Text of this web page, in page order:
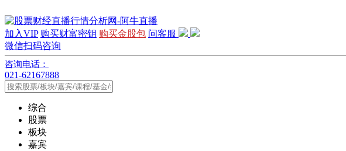
加入VIP 购买财富密钥 购买金股包 问客服
微信扫码咨询
咨询电话：
021-62167888
综合
股票
板块
嘉宾